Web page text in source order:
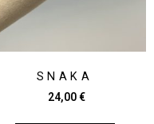
SNAKA
24,00€